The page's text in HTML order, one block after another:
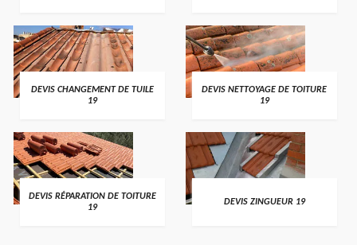
DEVIS CHANGEMENT DE TUILE
19
DEVIS NETTOYAGE DE TOITURE
19
DEVIS RÉPARATION DE TOITURE
19
DEVIS ZINGUEUR 19